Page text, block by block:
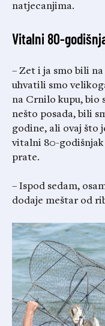
natjecanjima.
Vitalni 80-
– Zet i ja smo bili
uhvatili smo
na Crnilo kupu, bio
nešto posada, bili
godine, ali ovaj što
vitalni 80-
prate.
– Ispod sedam,
dodaje meštar od